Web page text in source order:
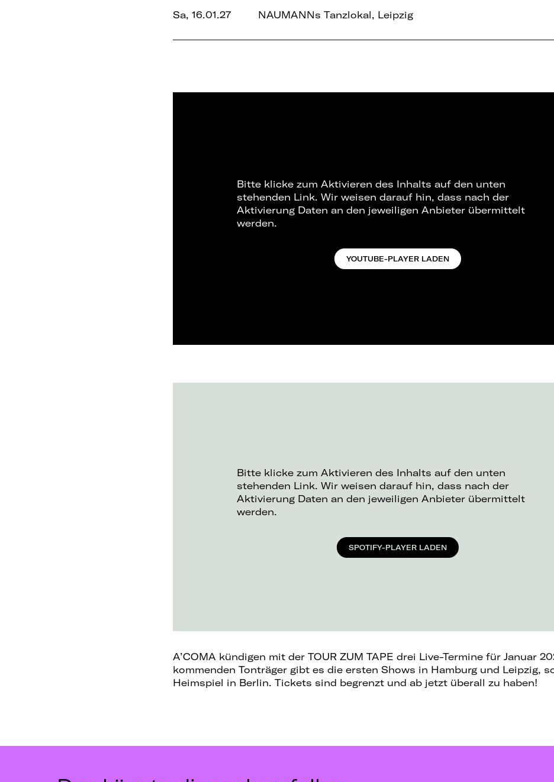
Sa, 16.01.27 NAUMANNs Tanzlokal, Leipzig
Bitte klicke zum Aktivieren des Inhalts auf den unten
stehenden Link. Wir weisen darauf hin, dass nach der
Aktivierung Daten an den jeweiligen Anbieter übermittelt
werden.
YOUTUBE-PLAYER LADEN
Bitte klicke zum Aktivieren des Inhalts auf den unten
stehenden Link. Wir weisen darauf hin, dass nach der
Aktivierung Daten an den jeweiligen Anbieter übermittelt
werden.
SPOTIFY-PLAYER LADEN
A’COMA kündigen mit der TOUR ZUM TAPE drei Live-Termine für Januar
kommenden Tonträger gibt es die ersten Shows in Hamburg und Leipzig,
Heimspiel in Berlin. Tickets sind begrenzt und ab jetzt überall zu haben!